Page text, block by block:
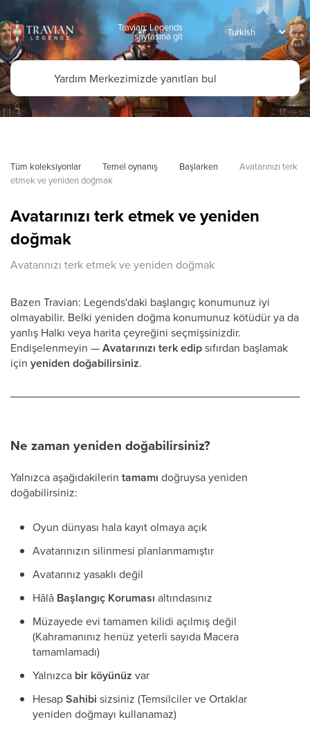
Travian: Legends
sayfasına git
Tüm koleksiyonlar Temel oynanış Başlarken
Avatarınızı terk
etmek ve yeniden doğmak
Avatarınızı terk etmek ve yeniden
doğmak
Avatarınızı terk etmek ve yeniden doğmak
Bazen Travian: Legends'daki başlangıç konumunuz iyi
olmayabilir. Belki yeniden doğma konumunuz kötüdür ya da
yanlış Halkı veya harita çeyreğini seçmişsinizdir.
Endişelenmeyin —Avatarınızı terk edipsıfırdan başlamak
için yeniden doğabilirsiniz.
Ne zaman yeniden doğabilirsiniz?
Yalnızca aşağıdakilerin tamamı doğruysa yeniden
doğabilirsiniz:
Oyun dünyası hala kayıt olmaya açık
Avatarınızın silinmesi planlanmamıştır
Avatarınız yasaklı değil
Hâlâ Başlangıç Koruması altındasınız
Müzayede evi tamamen kilidi açılmış değil
(Kahramanınız henüz yeterli sayıda Macera
tamamlamadı)
Yalnızca bir köyünüz var
HesapSahibi sizsiniz (Temsilciler ve Ortaklar
yeniden doğmayı kullanamaz)